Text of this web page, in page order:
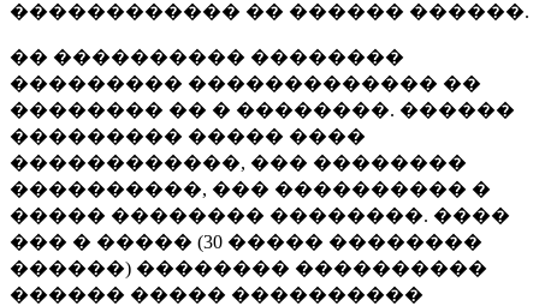
������������ �� ������ ������.
�� ���������� ��������
��������� ������������� ��
�������� �� � ��������. ������
��������� ����� ����
������������, ��� ��������
����������, ��� ���������� �
����� �������� ��������. ����
��� � ����� (30 ����� ��������
������) �������� ����������
������ ����� ����������